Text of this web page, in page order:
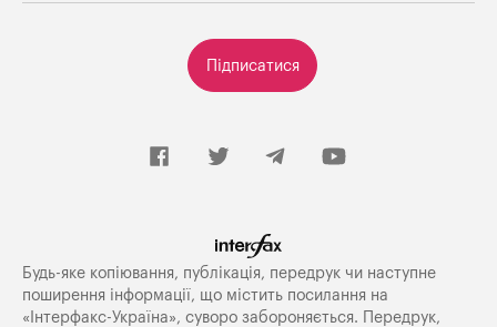
Підписатися
Будь-яке копiювання, публiкацiя, передрук чи наступне
поширення iнформацiї, що мiстить посилання на
«Iнтерфакс-Україна», суворо забороняється. Передрук,